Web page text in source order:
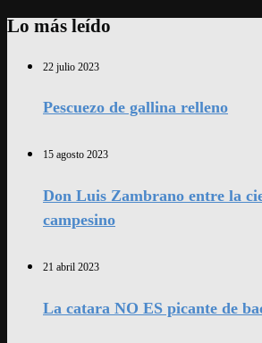
Lo más leído
22 julio 2023
Pescuezo de gallina relleno
15 agosto 2023
Don Luis Zambrano entre la
campesino
21 abril 2023
La catara NO ES picante de